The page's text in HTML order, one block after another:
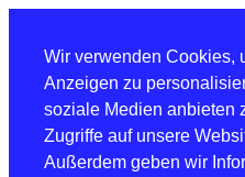
Wir verwenden Cookies,
Anzeigen zu
soziale Medien anbieten
Zugriffe auf unsere
Außerdem geben wir